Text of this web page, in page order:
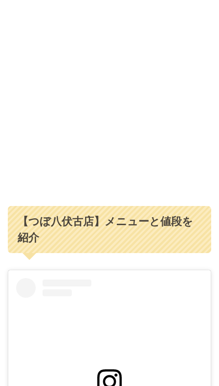
【つぼ八伏古店】メニューと値段を
紹介